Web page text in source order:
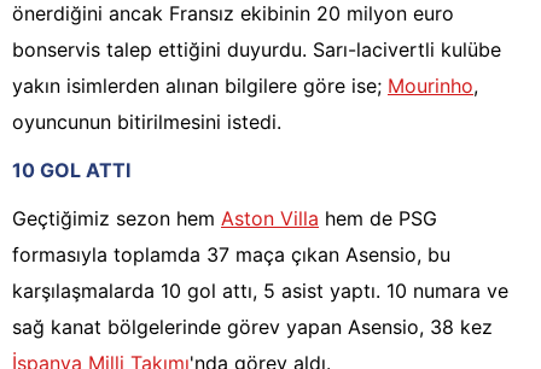
önerdiğini ancak Fransız ekibinin 20 milyon euro
bonservis talep ettiğini duyurdu. Sarı-lacivertli kulübe
yakın isimlerden alınan bilgilere göre ise; Mourinho,
oyuncunun bitirilmesini istedi.
10 GOL ATTI
Geçtiğimiz sezon hem Aston Villa hem de PSG
formasıyla toplamda 37 maça çıkan Asensio, bu
karşılaşmalarda 10 gol attı, 5 asist yaptı. 10 numara ve
sağ kanat bölgelerinde görev yapan Asensio, 38 kez
İspanya Milli Takımı'nda görev aldı.